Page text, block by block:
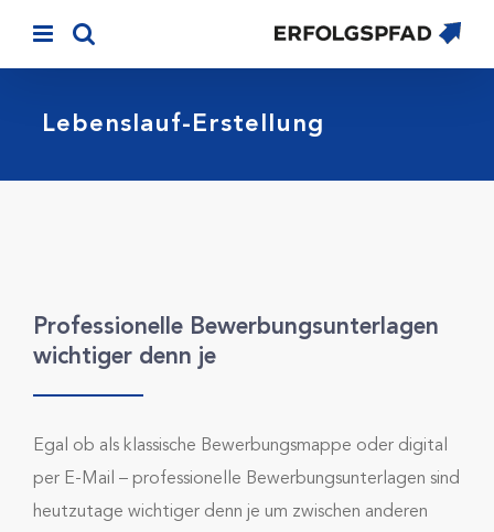
Lebenslauf-Erstellung
Professionelle Bewerbungs­­unterlagen
wichtiger denn je
Egal ob als klassische Bewerbungsmappe oder digital
per E-Mail – professionelle Bewerbungsunterlagen sind
heutzutage wichtiger denn je um zwischen anderen